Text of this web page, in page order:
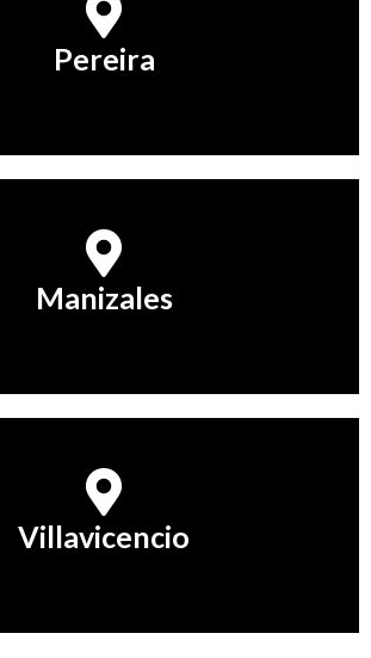
Pereira
Pereira
Manizales
Manizales
Villavicencio
Villavicencio